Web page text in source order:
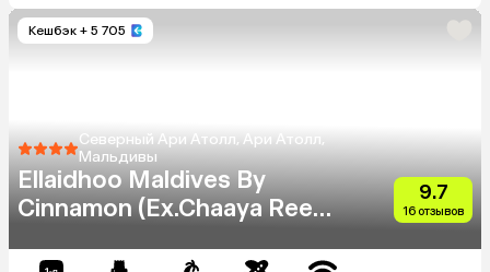
Кешбэк + 5 705
Северный Ари Атолл, Ари Атолл,
Мальдивы
Ellaidhoo Maldives By
Cinnamon (Ex.Chaaya Reef
9.7
16 отзывов